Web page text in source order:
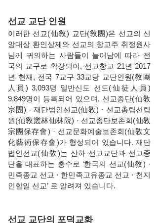
선교 교단 인원
이러한 선교(仙敎) 교단(敎團)은 선교의 신
앙대상 환인상제와 선교의 창교주 취정원사
님께 귀의하는 사람들이 늘어남에 따라 전
국의 교구로 확장되어, 선교창교 21년 2017
년 현재, 전국 7교구 33교당 교단인원(敎團
人員) 3,093명 일반신도 선도(仙徒人員)
9,849명이 등록되어 있으며, 선교종단(仙敎
宗團) - 재단법인선교(仙敎) · 선교총림선림
원(仙敎叢林仙林院) · 선교종단보존회(仙敎
宗團保存會) · 선교문화예술보존회(仙敎文
化藝術保存會)가 형성되어 있습니다. 재단
법인선교(仙敎)는 산하 선교교단과 선교종
단을 대표하는 총수로 ‘한국의 선교(仙敎) ·
민족종교 선교 · 한민족고유종교 선교 · 천지
인합일 선교’ 로 알려져 있습니다.
선교 교단의 포덕교화